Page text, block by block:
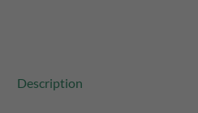
Description